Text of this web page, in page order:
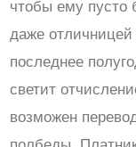
чтобы ему пусто
даже
последнее
светит
возможен